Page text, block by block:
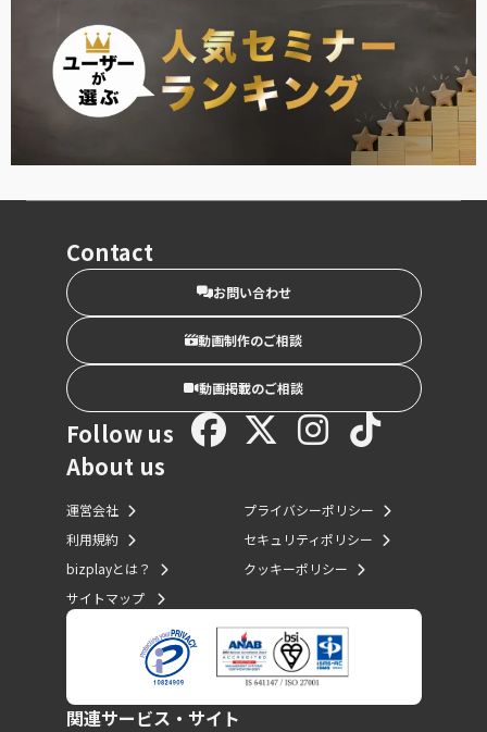
Contact
お問い合わせ
動画制作のご相談
動画掲載のご相談
Follow us
About us
運営会社
利用規約
bizplayとは？
サイトマップ
プライバシーポリシー
セキュリティポリシー
クッキーポリシー
関連サービス・サイト